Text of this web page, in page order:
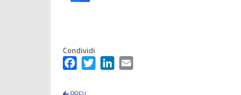
Condividi
FacebookTwitter LinkedIn